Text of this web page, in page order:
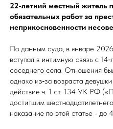
22-летний местный житель
обязательных работ за
неприкосновенности
По данным суда, в январе
вступал в интимную связь с
соседнего села. Отношения
однако из‑за возраста
действие ч. 1 ст. 134 УК РФ
достигшим
наказание по этой статье - до